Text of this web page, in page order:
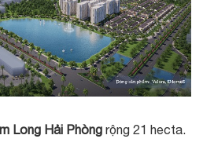
Long Hải Phòngrộng 21 hecta.